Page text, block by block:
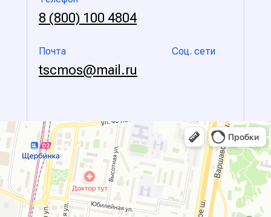
8 (800) 100 4804
Почта
tscmos@mail.ru
Соц. сети